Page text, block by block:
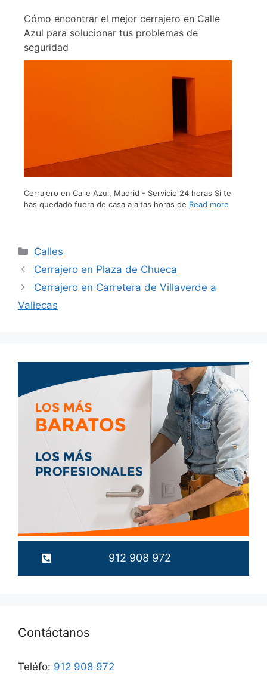
Cómo encontrar el mejor cerrajero en Calle
Azul para solucionar tus problemas de
seguridad
Cerrajero en Calle Azul, Madrid - Servicio 24 horas Si te
has quedado fuera de casa a altas horas de Read more
Calles
Cerrajero en Plaza de Chueca
Cerrajero en Carretera de Villaverde a
Vallecas
912 908 972
Contáctanos
Teléfo: 912 908 972